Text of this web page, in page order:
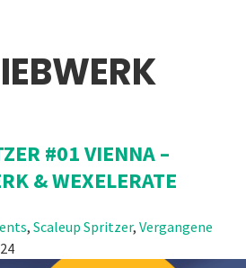
#01 VIENNA –
& WEXELERATE
, Scaleup Spritzer, Vergangene